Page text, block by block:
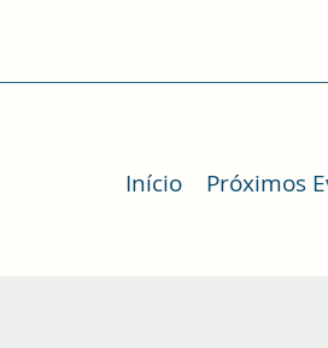
Início Próximos